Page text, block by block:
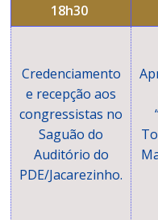
18h30
Credenciamento
e recepção aos
congressistas no
Saguão do
Auditório do
PDE/Jacarezinho.